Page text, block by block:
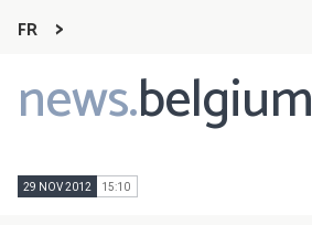
FR
news.belgium
Main
navigation
29 NOV 2012 15:10